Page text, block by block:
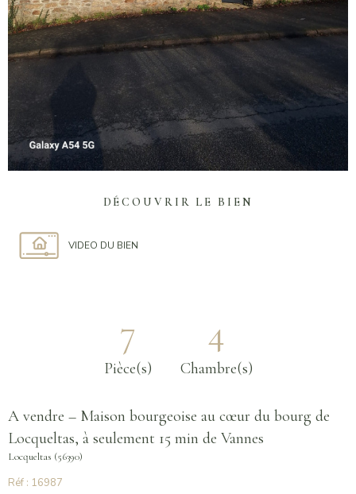
DÉCOUVRIR LE BIEN
VIDEO DU BIEN
7
Pièce(s)
4
Chambre(s)
A vendre – Maison bourgeoise au cœur du bourg de
Locqueltas, à seulement 15 min de Vannes
Locqueltas (56390)
Réf : 16987